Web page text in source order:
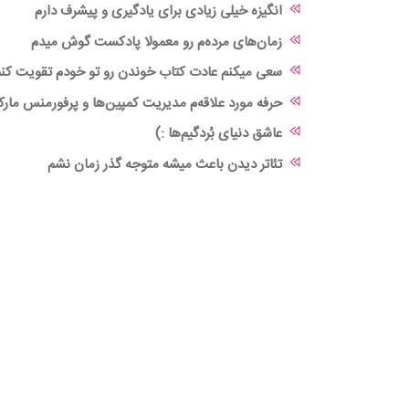
انگیزه خیلی زیادی برای یادگیری و پیشرف دارم
زمان‌های مرده‌م رو معمولا پادکست گوش میدم
سعی میکنم عادت کتاب خوندن رو تو خودم تقویت
حرفه مورد علاقه‌م مدیریت کمپین‌ها و پرفورمنس
عاشق دنیای بُردگیم‌ها :)
تئاتر دیدن باعث میشه متوجه گذر زمان نشم